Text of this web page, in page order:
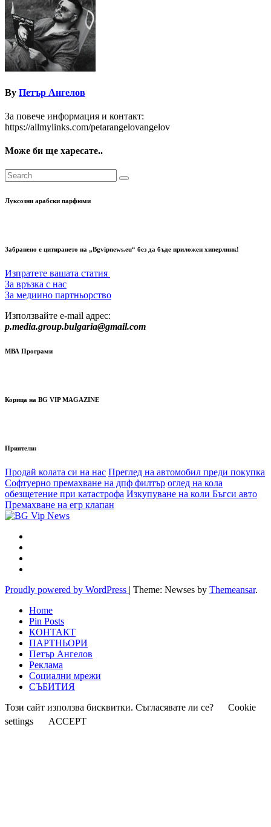
By Петър Ангелов
За повече информация и контакт:
https://allmylinks.com/petarangelovangelov
Може би ще харесате..
Луксозни арабски парфюми
Забранено е цитирането на „Bgvipnews.eu“ без да бъде приложен хиперлинк!
Изпратете вашата статия
За връзка с нас
За медиино партньорство
Използвайте e-mail адрес:
p.media.group.bulgaria@gmail.com
МВА Програми
Корица на BG VIP MAGAZINE
Приятели:
Продай колата си на нас Преглед на автомобил преди покупка
Софтуерно премахване на дпф филтър оглед на кола
обезщетение при катастрофа Изкупуване на коли Бъгси авто
Премахване на егр клапан
Proudly powered by WordPress | Theme: Newses by Themeansar.
Home
Pin Posts
КОНТАКТ
ПАРТНЬОРИ
Петър Ангелов
Реклама
Социални мрежи
СЪБИТИЯ
Този сайт използва бисквитки. Съгласявате ли се?
Cookie
settings
ACCEPT